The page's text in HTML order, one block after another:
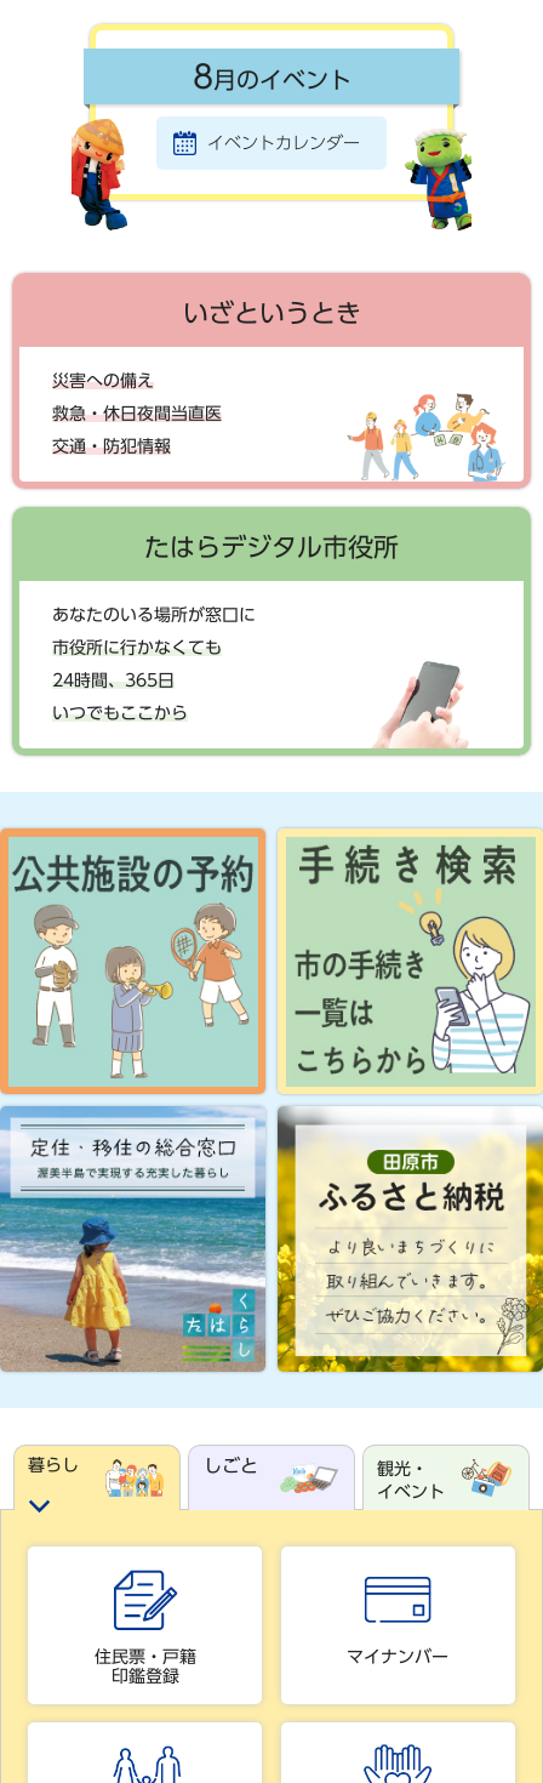
8月のイベント
イベントカレンダー
いざというとき
災害への備え
救急・休日夜間当直医
交通・防犯情報
たはらデジタル市役所
あなたのいる場所が窓口に
市役所に行かなくても
24時間、365日
いつでもここから
暮らし しごと
観光・
イベント
住民票・戸籍
印鑑登録
マイナンバー